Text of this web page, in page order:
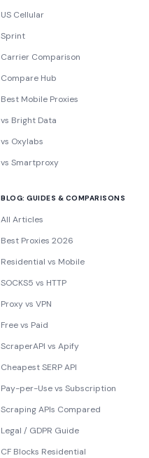
US Cellular
Sprint
Carrier Comparison
Compare Hub
Best Mobile Proxies
vs Bright Data
vs Oxylabs
vs Smartproxy
BLOG: GUIDES & COMPARISONS
All Articles
Best Proxies 2026
Residential vs Mobile
SOCKS5 vs HTTP
Proxy vs VPN
Free vs Paid
ScraperAPI vs Apify
Cheapest SERP API
Pay-per-Use vs Subscription
Scraping APIs Compared
Legal / GDPR Guide
CF Blocks Residential